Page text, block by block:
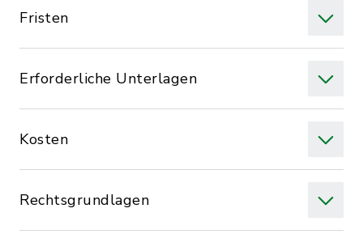
Fristen
Erforderliche Unterlagen
Kosten
Rechtsgrundlagen